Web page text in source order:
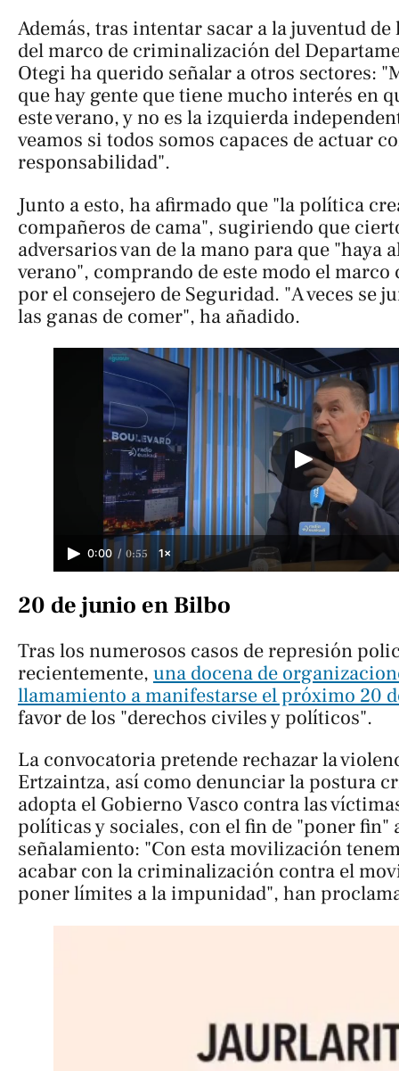
Además, tras intentar sacar a la juventud
del marco de criminalización del
Otegi ha querido señalar a otros sectores:
que hay gente que tiene mucho interés en
este verano, y no es la izquierda
veamos si todos somos capaces de actuar
responsabilidad".
Junto a esto, ha afirmado que "la política
compañeros de cama", sugiriendo que
adversarios van de la mano para que "haya
verano", comprando de este modo el
por el consejero de Seguridad. "A veces se
las ganas de comer", ha añadido.
0:00 / 0:55 1×
20 de junio en Bilbo
Tras los numerosos casos de represión
recientemente, una docena de
llamamiento a manifestarse el próximo 20
favor de los "derechos civiles y políticos".
La convocatoria pretende rechazar la
Ertzaintza, así como denunciar la postura
adopta el Gobierno Vasco contra las
políticas y sociales, con el fin de "poner fin"
señalamiento: "Con esta movilización
acabar con la criminalización contra el
poner límites a la impunidad", han